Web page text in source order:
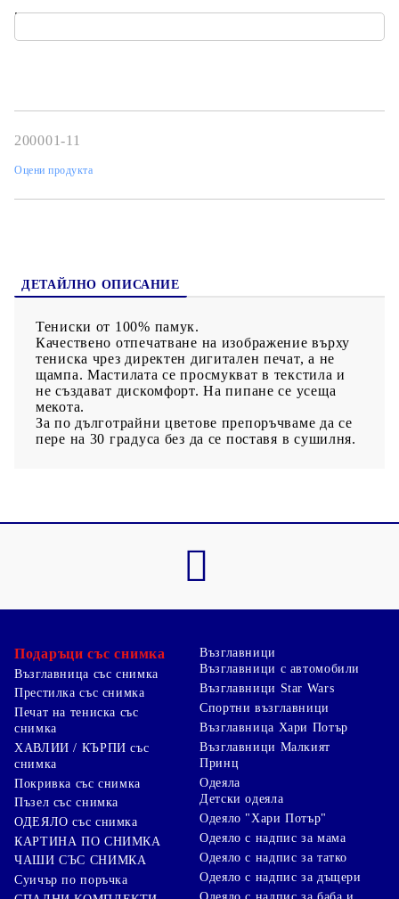
.
200001-11
Оцени продукта
ДЕТАЙЛНО ОПИСАНИЕ
Тениски от 100% памук.
Качествено отпечатване на изображение върху
тениска чрез директен дигитален печат, а не
щампа. Мастилата се просмукват в текстила и
не създават дискомфорт. На пипане се усеща
мекота.
За по дълготрайни цветове препоръчваме да се
пере на 30 градуса без да се поставя в сушилня.
Подаръци със снимка
Възглавница със снимка
Престилка със снимка
Печат на тениска със
снимка
ХАВЛИИ / КЪРПИ със
снимка
Покривка със снимка
Пъзел със снимка
ОДЕЯЛО със снимка
КАРТИНА ПО СНИМКА
ЧАШИ СЪС СНИМКА
Суичър по поръчка
Възглавници
Възглавници с автомобили
Възглавници Star Wars
Спортни възглавници
Възглавница Хари Потър
Възглавници Малкият
Принц
Одеяла
Детски одеяла
Одеяло "Хари Потър"
Одеяло с надпис за мама
Одеяло с надпис за татко
Одеяло с надпис за дъщери